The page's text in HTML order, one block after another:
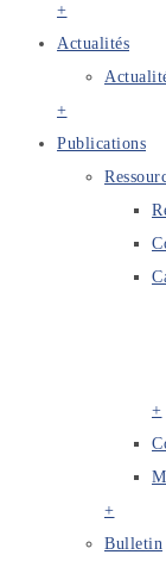
+
Actualités
+
Publications
+
+
Bulletin